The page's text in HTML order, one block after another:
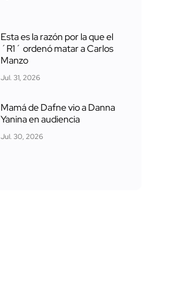
Esta es la razón por la que el
´R1´ ordenó matar a Carlos
Manzo
Jul. 31, 2026
Mamá de Dafne vio a Danna
Yanina en audiencia
Jul. 30, 2026